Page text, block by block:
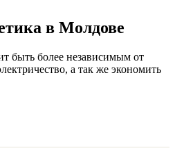
в Молдове
быть более независимым от
а так же экономить